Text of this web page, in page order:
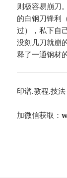
则极容易崩刀
的白钢刀锋利
过），私下自
没刻几刀就崩
释了一通钢材
印谱.教程.技
加微信获取：